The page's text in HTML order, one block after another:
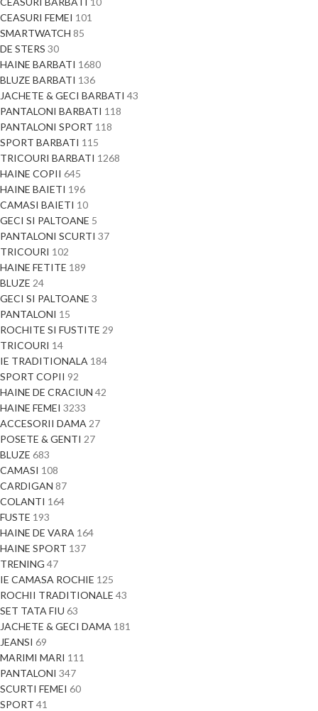
CEASURI FEMEI 101
SMARTWATCH 85
DE STERS 30
HAINE BARBATI 1680
BLUZE BARBATI 136
JACHETE & GECI BARBATI 43
PANTALONI BARBATI 118
PANTALONI SPORT 118
SPORT BARBATI 115
TRICOURI BARBATI 1268
HAINE COPII 645
HAINE BAIETI 196
CAMASI BAIETI 10
GECI SI PALTOANE 5
PANTALONI SCURTI 37
TRICOURI 102
HAINE FETITE 189
BLUZE 24
GECI SI PALTOANE 3
PANTALONI 15
ROCHITE SI FUSTITE 29
TRICOURI 14
IE TRADITIONALA 184
SPORT COPII 92
HAINE DE CRACIUN 42
HAINE FEMEI 3233
ACCESORII DAMA 27
POSETE & GENTI 27
BLUZE 683
CAMASI 108
CARDIGAN 87
COLANTI 164
FUSTE 193
HAINE DE VARA 164
HAINE SPORT 137
TRENING 47
IE CAMASA ROCHIE 125
ROCHII TRADITIONALE 43
SET TATA FIU 63
JACHETE & GECI DAMA 181
JEANSI 69
MARIMI MARI 111
PANTALONI 347
SCURTI FEMEI 60
SPORT 41